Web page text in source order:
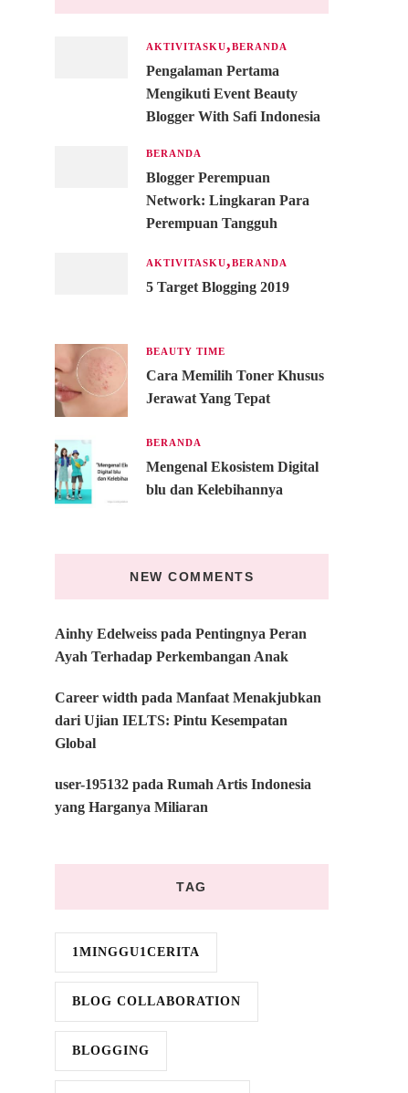
AKTIVITASKU BERANDA
Pengalaman Pertama
Mengikuti Event Beauty
Blogger With Safi Indonesia
BERANDA
Blogger Perempuan
Network: Lingkaran Para
Perempuan Tangguh
AKTIVITASKU BERANDA
5 Target Blogging 2019
BEAUTY TIME
Cara Memilih Toner Khusus
Jerawat Yang Tepat
BERANDA
Mengenal Ekosistem Digital
blu dan Kelebihannya
NEW COMMENTS
Ainhy Edelweiss pada Pentingnya Peran
Ayah Terhadap Perkembangan Anak
Career width pada Manfaat Menakjubkan
dari Ujian IELTS: Pintu Kesempatan
Global
user-195132 pada Rumah Artis Indonesia
yang Harganya Miliaran
TAG
1MINGGU1CERITA
BLOG COLLABORATION
BLOGGING